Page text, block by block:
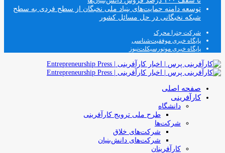
توسعه دامنه حمایت‌های بنیاد ملی نخبگان از سطح فردی به سطح
شبکه نخبگانی در حل مسائل کشور
شرکت چترا محرک
پایگاه خبری موفقیت‌شناسی
پایگاه خبری موتورسیکلت‌نیوز
صفحه اصلی
کارآفرینی
دانشگاه
طرح ملی ترویج کارآفرینی
شرکت‌ها
شرکت‌های خلاق
شرکت‌های دانش‌بنیان
کارآفرینان